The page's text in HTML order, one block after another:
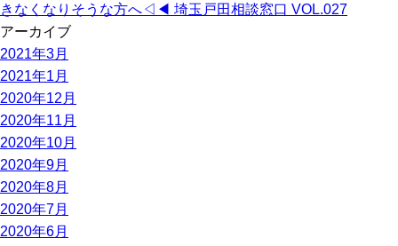
きなくなりそうな方へ◁◀︎ 埼玉戸田相談窓口 VOL.027
アーカイブ
2021年3月
2021年1月
2020年12月
2020年11月
2020年10月
2020年9月
2020年8月
2020年7月
2020年6月